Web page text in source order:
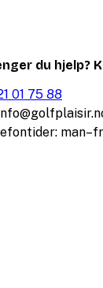
du hjelp?
01 75 88